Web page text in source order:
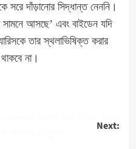
সরে দাঁড়ানোর সিদ্ধান্ত নেননি।
আসছে’ এবং বাইডেন যদি
তার স্থলাভিষিক্ত করার
না।
Next: